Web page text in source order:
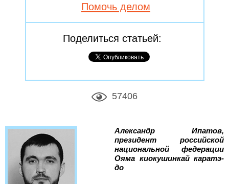
Помочь делом
Поделиться статьей:
57406
Александр Ипатов,
президент российской
национальной федерации
Ояма киокушинкай каратэ-
до